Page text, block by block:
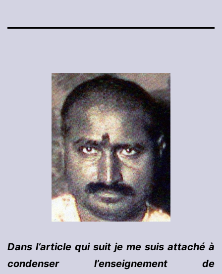
Dans l’article qui suit je me suis attaché à
condenser l’enseignement de